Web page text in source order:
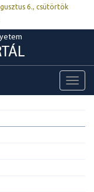
6., csütörtök